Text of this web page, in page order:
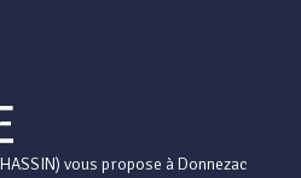
vous propose à Donnezac